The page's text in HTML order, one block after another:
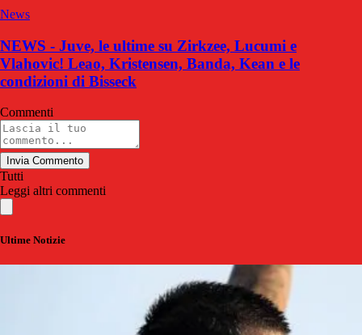
News
NEWS - Juve, le ultime su Zirkzee, Lucumi e
Vlahovic! Leao, Kristensen, Banda, Kean e le
condizioni di Bisseck
Commenti
Invia Commento
Tutti
Leggi altri commenti
Ultime Notizie